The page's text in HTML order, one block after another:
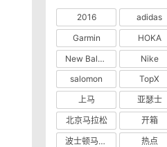
2016 adidas
Garmin
HOKA
New Balance
Nike
salomon
TopX
上马
亚瑟士
北京马拉松
开箱
波士顿马拉松
热点